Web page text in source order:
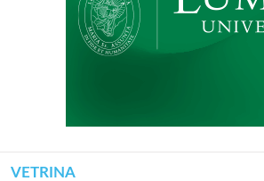
VETRINA